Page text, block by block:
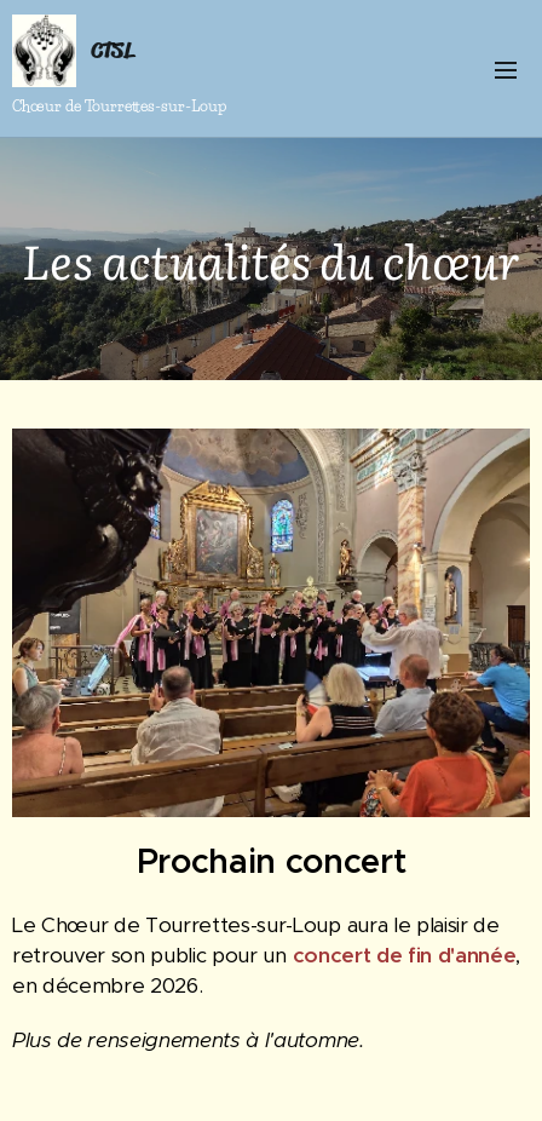
CTSL
Chœur de Tourrettes-sur-Loup
Les actualités du chœur
Prochain concert
Le Chœur de Tourrettes-sur-Loup aura le plaisir de
retrouver son public pour un concert de fin d'année,
en décembre 2026.
Plus de renseignements à l'automne.